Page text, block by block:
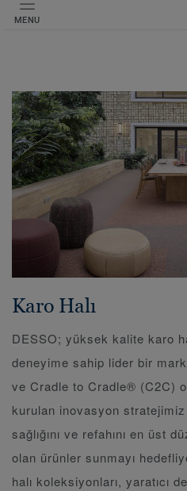
MENU
Karo Halı
DESSO; yüksek kalite karo
deneyime sahip lider bir
ve Cradle to Cradle® (C2C)
kurulan inovasyon
sağlığını ve refahını en üst
olan ürünler sunmayı
halı koleksiyonları, yaratıcı